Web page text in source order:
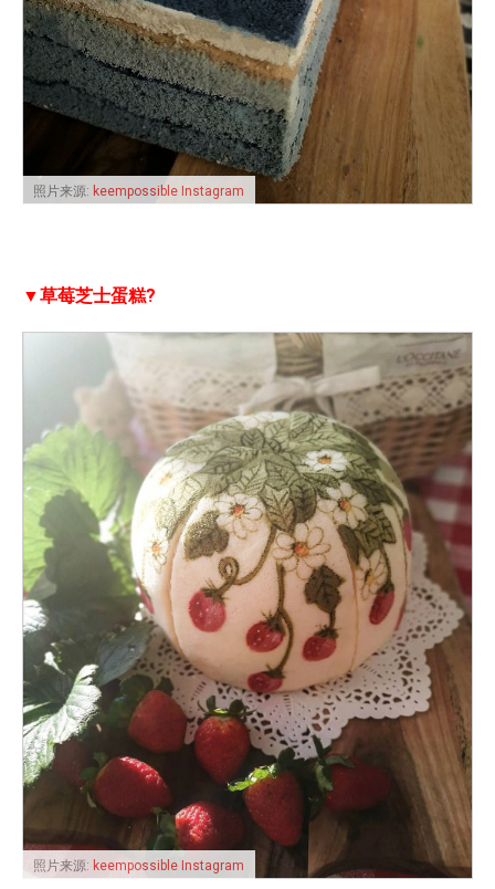
照片来源: keempossible Instagram
▼草莓芝士蛋糕?
照片来源: keempossible Instagram